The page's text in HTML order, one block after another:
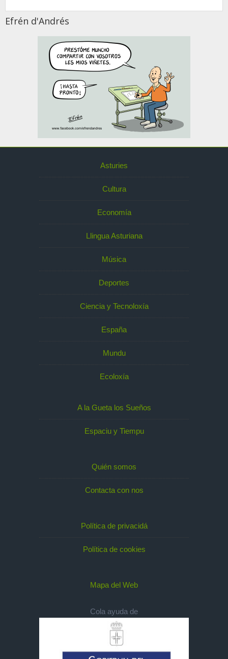
Efrén d'Andrés
Asturies
Cultura
Economía
Llingua Asturiana
Música
Deportes
Ciencia y Tecnoloxía
España
Mundu
Ecoloxía
A la Gueta los Sueños
Espaciu y Tiempu
Quién somos
Contacta con nos
Política de privacidá
Política de cookies
Mapa del Web
Cola ayuda de